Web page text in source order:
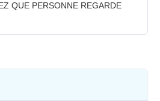
QUE PERSONNE REGARDE